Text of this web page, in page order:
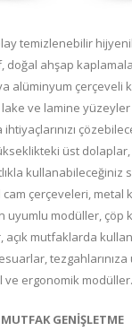
temizlenebilir
doğal ahşap
alüminyum çerçeveli
ve lamine yüzeyler
üst
kullanabileceğiniz
cam çerçeveleri, metal
uyumlu modüller,
açık mutfaklarda
ergonomik modüller.
GENİŞLETME